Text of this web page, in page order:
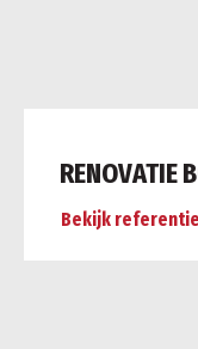
RENOVATIE
Bekijk referentie